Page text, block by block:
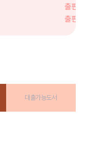
대출가능도서